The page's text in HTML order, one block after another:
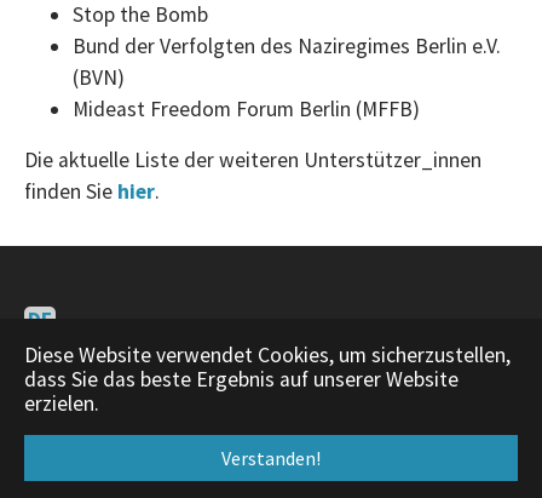
Diese Website verwendet Cookies, um sicherzustellen,
dass Sie das beste Ergebnis auf unserer Website
erzielen.
Verstanden!
Stop the Bomb
Bund der Verfolgten des Naziregimes Berlin e.V.
(BVN)
Mideast Freedom Forum Berlin (MFFB)
Die aktuelle Liste der weiteren Unterstützer_innen
finden Sie hier.
DE
EN
Impressum
Facebook
TwitterYouTube